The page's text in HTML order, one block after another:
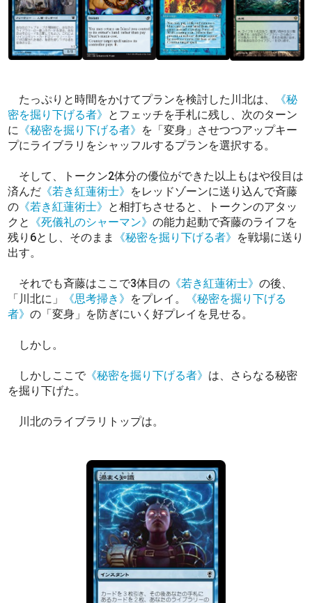
たっぷりと時間をかけてプランを検討した川北は、
《秘
密を掘り下げる者》 とフェッチを手札に残し、次のターン
に 《秘密を掘り下げる者》 を「変身」させつつアップキー
プにライブラリをシャッフルするプランを選択する。
そして、トークン2体分の優位ができた以上もはや役目は
済んだ 《若き紅蓮術士》 をレッドゾーンに送り込んで斉藤
の 《若き紅蓮術士》 と相打ちさせると、トークンのアタッ
クと
《死儀礼のシャーマン》の能力起動で斉藤のライフを
残り6とし、そのまま
《秘密を掘り下げる者》 を戦場に送り
出す。
それでも斉藤はここで3体目の 《若き紅蓮術士》の後、
「川北に」
《思考掃き》 をプレイ。
《秘密を掘り下げる
者》の「変身」を防ぎにいく好プレイを見せる。
しかし。
しかしここで 《秘密を掘り下げる者》 は、さらなる秘密
を掘り下げた。
川北のライブラリトップは。